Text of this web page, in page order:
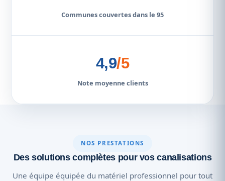
Communes couvertes dans le 95
4,9/5
Note moyenne clients
NOS PRESTATIONS
Des solutions complètes pour vos canalisations
Une équipe équipée du matériel professionnel pour tout